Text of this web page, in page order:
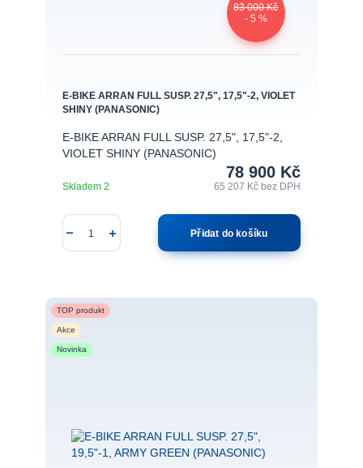
83 000 Kč
- 5 %
E-BIKE ARRAN FULL SUSP. 27,5", 17,5"-2, VIOLET
SHINY (PANASONIC)
E-BIKE ARRAN FULL SUSP. 27,5", 17,5"-2,
VIOLET SHINY (PANASONIC)
78 900 Kč
65 207 Kčbez DPH
Skladem 2
Přidat do košíku
TOP produkt
Akce
Novinka